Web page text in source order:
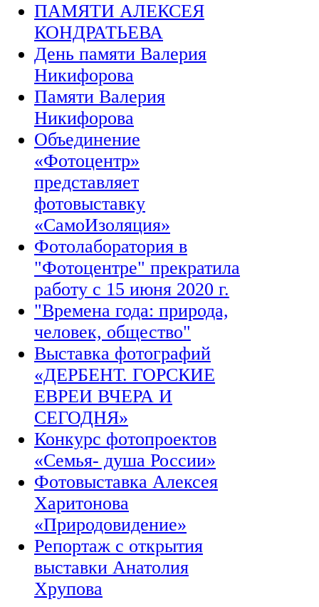
ПАМЯТИ АЛЕКСЕЯ
КОНДРАТЬЕВА
День памяти Валерия
Никифорова
Памяти Валерия
Никифорова
Объединение
«Фотоцентр»
представляет
фотовыставку
«СамоИзоляция»
Фотолаборатория в
"Фотоцентре" прекратила
работу с 15 июня 2020 г.
"Времена года: природа,
человек, общество"
Выставка фотографий
«ДЕРБЕНТ. ГОРСКИЕ
ЕВРЕИ ВЧЕРА И
СЕГОДНЯ»
Конкурс фотопроектов
«Семья- душа России»
Фотовыставка Алексея
Харитонова
«Природовидение»
Репортаж с открытия
выставки Анатолия
Хрупова